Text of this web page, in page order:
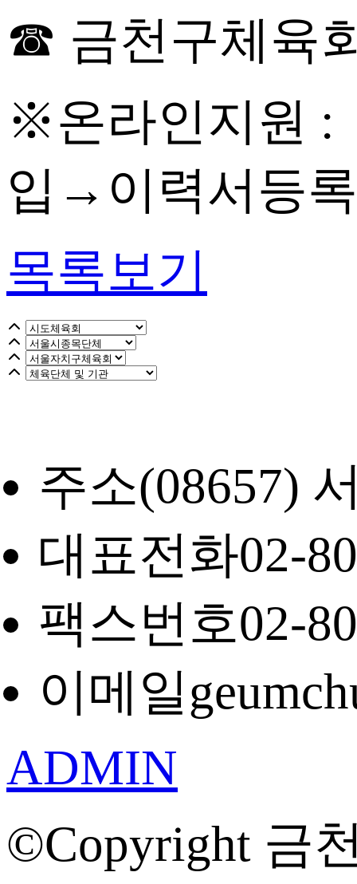
☎ 금천구체육
※온라인지원
입→이력서등
목록보기
주소(08657)
대표전화02-
팩스번호02-
이메일
ADMIN
©Copyright 금